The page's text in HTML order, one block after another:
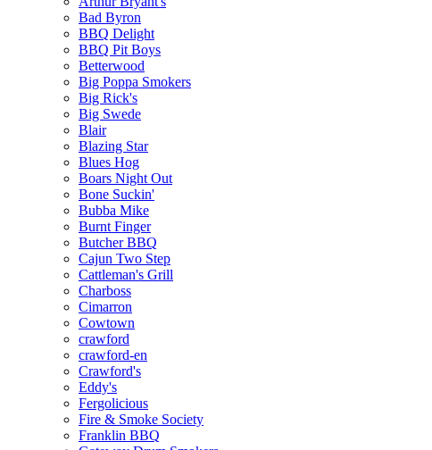
Bad Byron
BBQ Delight
BBQ Pit Boys
Betterwood
Big Poppa Smokers
Big Rick's
Big Swede
Blair
Blazing Star
Blues Hog
Boars Night Out
Bone Suckin'
Bubba Mike
Burnt Finger
Butcher BBQ
Cajun Two Step
Cattleman's Grill
Charboss
Cimarron
Cowtown
crawford
crawford-en
Crawford's
Eddy's
Fergolicious
Fire & Smoke Society
Franklin BBQ